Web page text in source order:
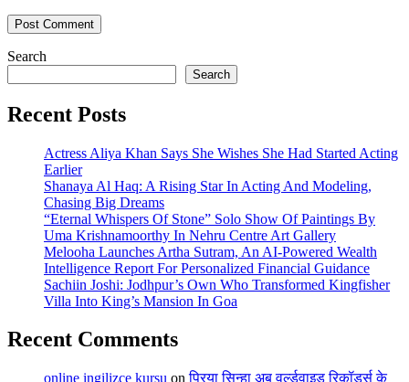
Search
Search
Recent Posts
Actress Aliya Khan Says She Wishes She Had Started Acting
Earlier
Shanaya Al Haq: A Rising Star In Acting And Modeling,
Chasing Big Dreams
“Eternal Whispers Of Stone” Solo Show Of Paintings By
Uma Krishnamoorthy In Nehru Centre Art Gallery
Melooha Launches Artha Sutram, An AI-Powered Wealth
Intelligence Report For Personalized Financial Guidance
Sachiin Joshi: Jodhpur’s Own Who Transformed Kingfisher
Villa Into King’s Mansion In Goa
Recent Comments
online ingilizce kursu onप्रिया सिन्हा अब वर्ल्डवाइड रिकॉर्ड्स के